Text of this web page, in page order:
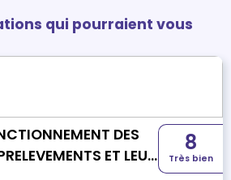
qui pourraient vous
DES
ET LEUR
8
Très bien